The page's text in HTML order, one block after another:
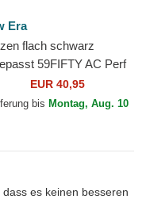
Era
flach schwarz
59FIFTY AC Perf
Miami Marlins MLB von
Era
EUR 40,95
bis Montag, Aug. 10
es keinen besseren